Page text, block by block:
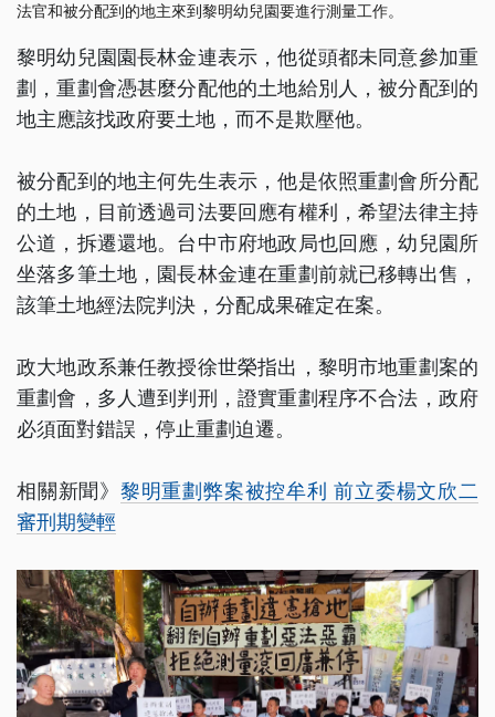
法官和被分配到的地主來到黎明幼兒園要進行測量工作。
黎明幼兒園園長林金連表示，他從頭都未同意參加重
劃，重劃會憑甚麼分配他的土地給別人，被分配到的
地主應該找政府要土地，而不是欺壓他。
被分配到的地主何先生表示，他是依照重劃會所分配
的土地，目前透過司法要回應有權利，希望法律主持
公道，拆遷還地。台中市府地政局也回應，幼兒園所
坐落多筆土地，園長林金連在重劃前就已移轉出售，
該筆土地經法院判決，分配成果確定在案。
政大地政系兼任教授徐世榮指出，黎明市地重劃案的
重劃會，多人遭到判刑，證實重劃程序不合法，政府
必須面對錯誤，停止重劃迫遷。
相關新聞》 黎明重劃弊案被控牟利 前立委楊文欣二
審刑期變輕